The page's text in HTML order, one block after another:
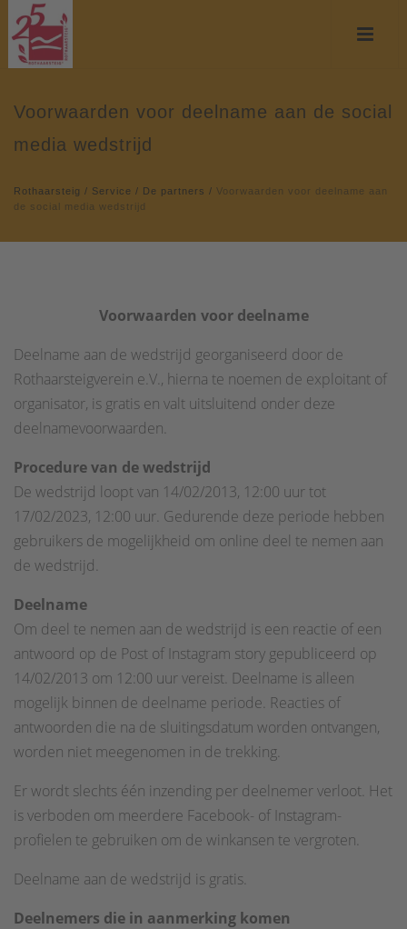
Voorwaarden voor deelname aan de social
media wedstrijd
Rothaarsteig / Service / De partners / Voorwaarden voor deelname aan
de social media wedstrijd
Voorwaarden voor deelname
Deelname aan de wedstrijd georganiseerd door de
Rothaarsteigverein e.V., hierna te noemen de exploitant of
organisator, is gratis en valt uitsluitend onder deze
deelnamevoorwaarden.
Procedure van de wedstrijd
De wedstrijd loopt van 14/02/2013, 12:00 uur tot
17/02/2023, 12:00 uur. Gedurende deze periode hebben
gebruikers de mogelijkheid om online deel te nemen aan
de wedstrijd.
Deelname
Om deel te nemen aan de wedstrijd is een reactie of een
antwoord op de Post of Instagram story gepubliceerd op
14/02/2013 om 12:00 uur vereist. Deelname is alleen
mogelijk binnen de deelname periode. Reacties of
antwoorden die na de sluitingsdatum worden ontvangen,
worden niet meegenomen in de trekking.
Er wordt slechts één inzending per deelnemer verloot. Het
is verboden om meerdere Facebook- of Instagram-
profielen te gebruiken om de winkansen te vergroten.
Deelname aan de wedstrijd is gratis.
Deelnemers die in aanmerking komen